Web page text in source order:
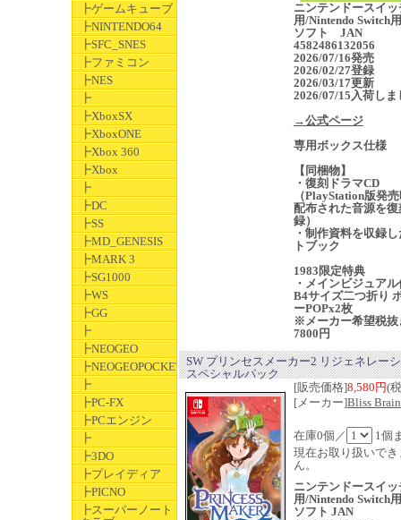
┣ゲームキューブ
┣NINTENDO64
┣SFC_SNES
┣ファミコン
┣NES
┣
┣XboxSX
┣XboxONE
┣Xbox 360
┣Xbox
┣
┣DC
┣SS
┣MD_GENESIS
┣MARK 3
┣SG1000
┣WS
┣GG
┣
┣NEOGEO
┣NEOGEOPOCKET
┣
┣PC-FX
┣PCエンジン
┣
┣3DO
┣プレイディア
┣PICNO
┣スーパーノート
ニンテンドースイッ
用/Nintendo Switch
ソフト JAN
4582486132056
2026/07/16発売
2026/02/27登録
2026/03/17更新
2026/07/15入荷しま
→公式ページ
専用ボックス仕様
【同梱物】
・復刻ドラマCD
（PlayStation版発
配布された音源を復
録）
・制作資料を収録
トブック
1983限定特典
・メインビジュア
B4サイズ二つ折り
ーPOPx2枚
※メーカー希望税抜
7800円
SW プリンセスメーカー2 リジェネレー
スペシャルパック
[販売価格]8,580円(
[メーカー]Bliss Brain
在庫0個／
1個
現在お取り扱いでき
ん。
ニンテンドースイッ
用/Nintendo Switch
ソフト JAN